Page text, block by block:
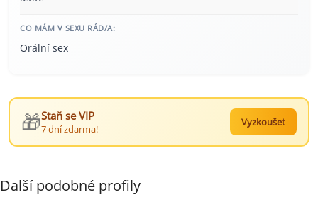
CO MÁM V SEXU RÁD/A:
Orální sex
🎁Staň se VIP
7 dní zdarma!
Vyzkoušet
Další podobné profily